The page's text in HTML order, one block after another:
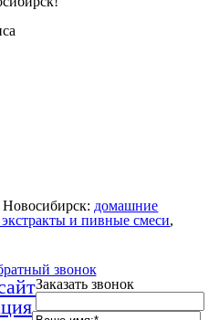
домашние
и пивные смеси,
звонок
Заказать звонок